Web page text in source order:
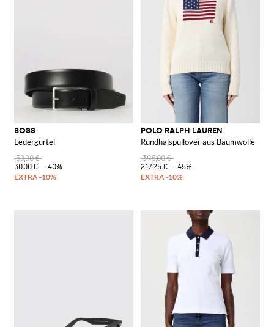
BOSS
Ledergürtel
50,00 €
30,00 €
-40%
POLO RALPH LAUREN
Rundhalspullover aus Baumwolle
395,00 €
217,25 €
-45%